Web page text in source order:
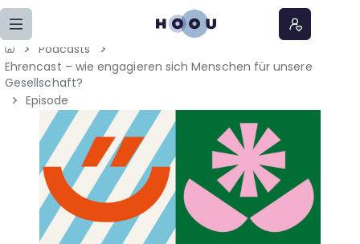
Zum Seiteninhalt springen
Home
Lernangebote
Podcasts
Meine Lernangebote
Podcasts
Ehrencast – wie engagieren sich Menschen für unsere
Gesellschaft?
Episode